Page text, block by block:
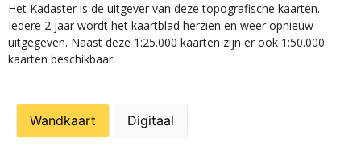
Het Kadaster is de uitgever van deze topografische kaarten.
Iedere 2 jaar wordt het kaartblad herzien en weer opnieuw
uitgegeven. Naast deze 1:25.000 kaarten zijn er ook 1:50.000
kaarten beschikbaar.
Wandkaart Digitaal